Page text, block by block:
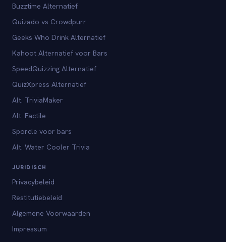
Buzztime Alternatief
Quizado vs Crowdpurr
Geeks Who Drink Alternatief
Kahoot Alternatief voor Bars
SpeedQuizzing Alternatief
QuizXpress Alternatief
Alt. TriviaMaker
Alt. Factile
Sporcle voor bars
Alt. Water Cooler Trivia
JURIDISCH
Privacybeleid
Restitutiebeleid
Algemene Voorwaarden
Impressum